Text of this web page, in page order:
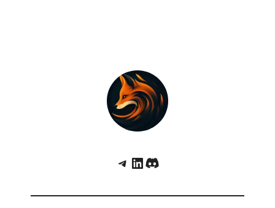
Telegram
LinkedIn
Discord